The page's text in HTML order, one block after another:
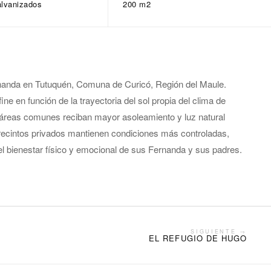
200 m2
en Tutuquén, Comuna de Curicó, Región del Maule.
en función de la trayectoria del sol propia del clima de
comunes reciban mayor asoleamiento y luz natural
privados mantienen condiciones más controladas,
bienestar físico y emocional de sus Fernanda y sus padres.
SIGUIENTE →
EL REFUGIO DE HUGO